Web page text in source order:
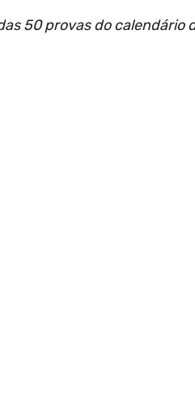
50 provas do calendário